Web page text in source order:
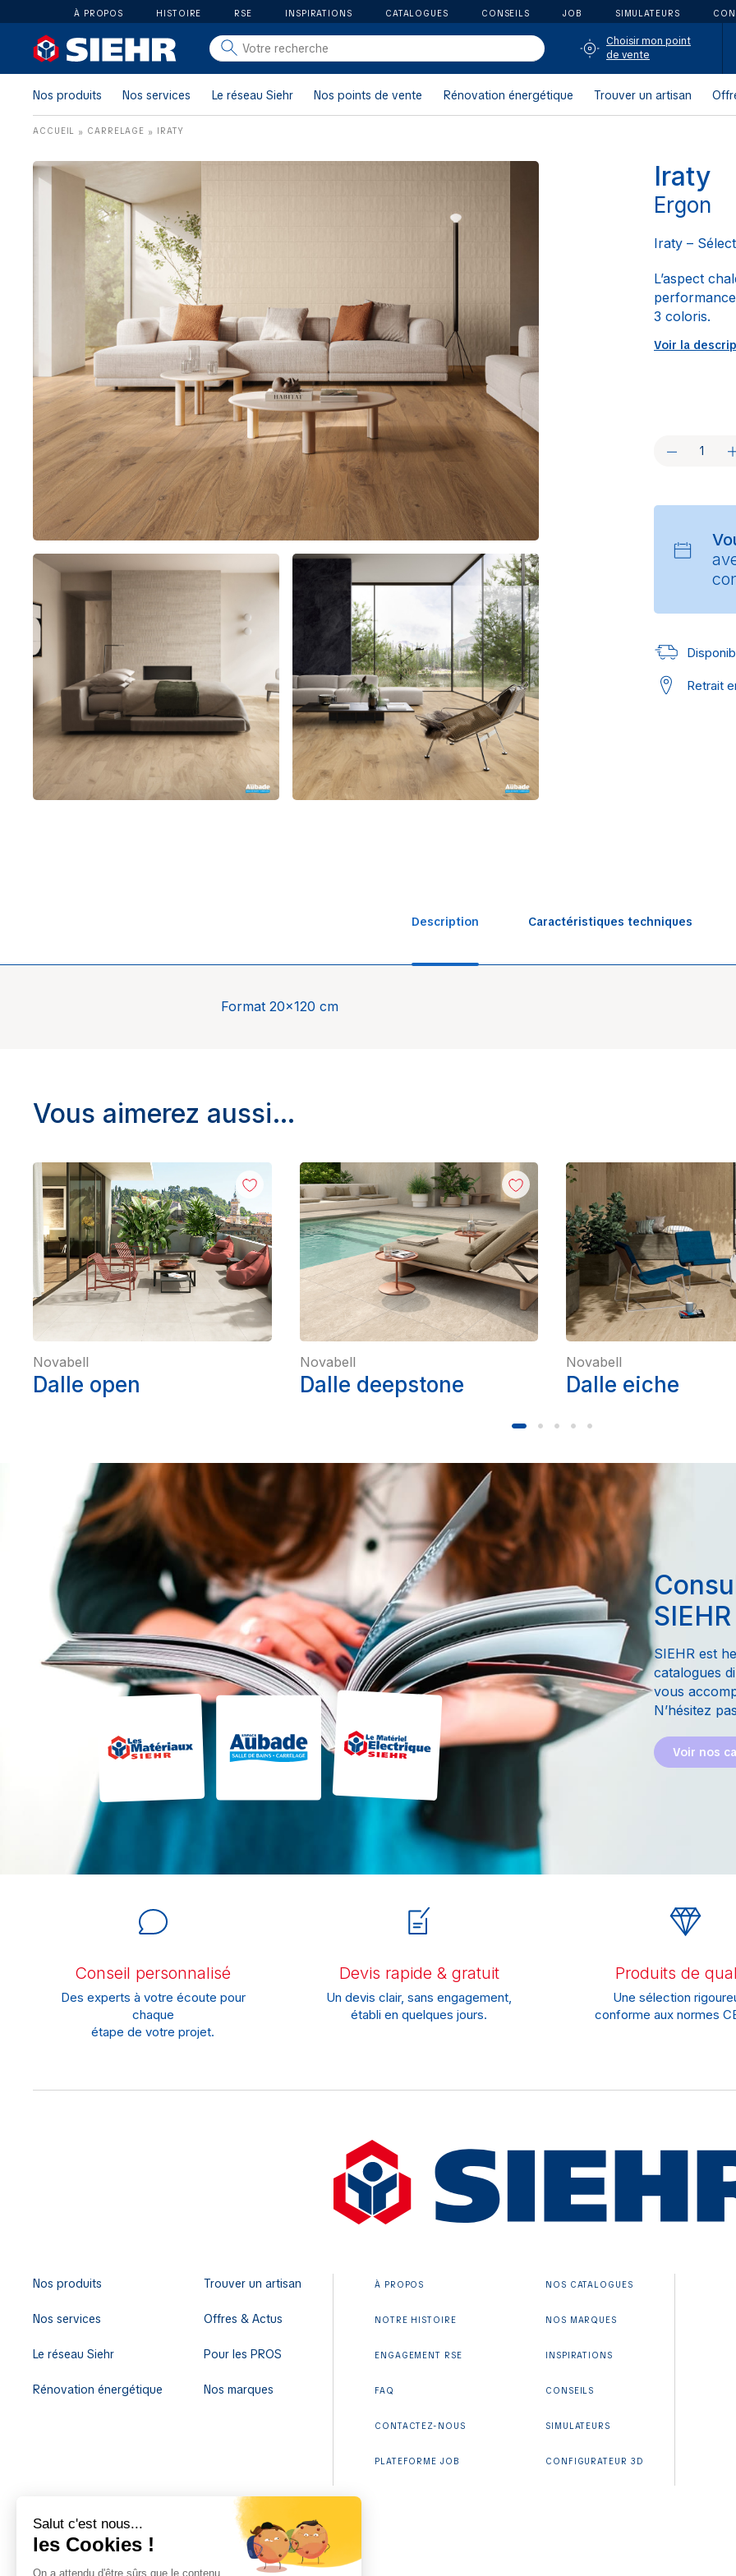
À PROPOS HISTOIRE RSE INSPIRATIONS CATALOGUES CONSEILS JOB SIMULATEURS
carrelage
outillage
Choisir mon point
de vente
Nos produits Nos services Le réseau Siehr Nos points de vente Rénovation énergétique Trouver un artisan
ACCUEIL » CARRELAGE » IRATY
Iraty
Ergon
Iraty –
L’aspect
3 coloris.
Voir la
Retrait
Description Caractéristiques techniques
Format 20×120 cm
Univers
Vous aimerez aussi…
Novabell
Dalle open
Novabell
Dalle deepstone
Novabell
Dalle eiche
SIEHR
SIEHR est
catalogues
vous
N’hésitez
Voir nos
Conseil personnalisé
Des experts à votre écoute pour
chaque
étape de votre projet.
Devis rapide & gratuit
Un devis clair, sans engagement,
établi en quelques jours.
Produits de
Une sélection
conforme aux normes
Nos produits
Nos services
Le réseau Siehr
Rénovation énergétique
Trouver un artisan
Offres & Actus
Pour les PROS
Nos marques
À PROPOS
NOTRE HISTOIRE
ENGAGEMENT RSE
FAQ
CONTACTEZ-NOUS
PLATEFORME JOB
NOS CATALOGUES
NOS MARQUES
INSPIRATIONS
CONSEILS
SIMULATEURS
CONFIGURATEUR 3D